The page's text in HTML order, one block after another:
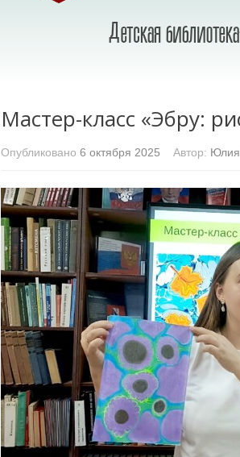
Мастер-класс «Эбру:
Опубликовано 6 октября 2025 Автор: Юлия